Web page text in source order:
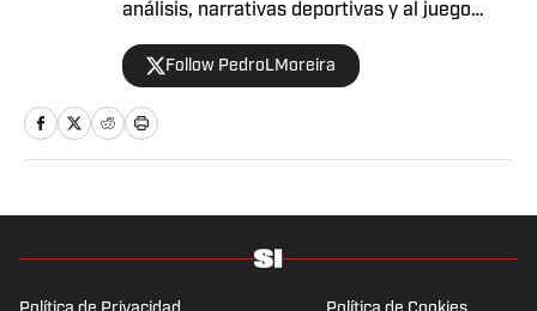
análisis, narrativas deportivas y al juego
por convicción, comprometido con contar
Follow PedroLMoreira